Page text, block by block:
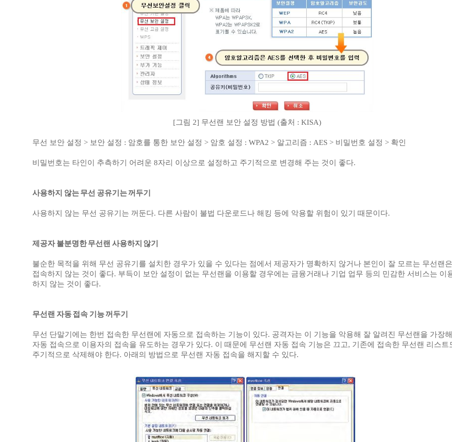
[그림 2] 무선랜 보안 설정 방법 (출처 : KISA)
무선 보안 설정 > 보안 설정 : 암호를 통한 보안 설정 > 암호 설정 : WPA2 > 알고리즘 : AES > 비밀번호 설정 > 확인
비밀번호는 타인이 추측하기 어려운 8자리 이상으로 설정하고 주기적으로 변경해 주는 것이 좋다.
사용하지 않는 무선 공유기는 꺼두기
사용하지 않는 무선 공유기는 꺼둔다. 다른 사람이 불법 다운로드나 해킹 등에 악용할 위험이 있기 때문이다.
제공자 불분명한 무선랜 사용하지 않기
불순한 목적을 위해 무선 공유기를 설치한 경우가 있을 수 있다는 점에서 제공자가 명확하지 않거나 본인이 잘 모르는 무선랜은
접속하지 않는 것이 좋다. 부득이 보안 설정이 없는 무선랜을 이용할 경우에는 금융거래나 기업 업무 등의 민감한 서비스는 이
하지 않는 것이 좋다.
무선랜 자동 접속 기능 꺼두기
무선 단말기에는 한번 접속한 무선랜에 자동으로 접속하는 기능이 있다. 공격자는 이 기능을 악용해 잘 알려진 무선랜을 가장해
자동 접속으로 이용자의 접속을 유도하는 경우가 있다. 이 때문에 무선랜 자동 접속 기능은 끄고, 기존에 접속한 무선랜 리스트
주기적으로 삭제해야 한다. 아래의 방법으로 무선랜 자동 접속을 해지할 수 있다.